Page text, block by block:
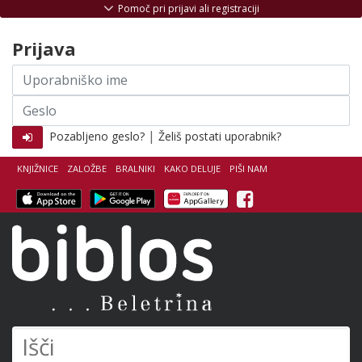
KNJIŽNICE ZALOŽBE BRALNIKI KAKO DELUJE PIŠI NAM
Facebook
Pomoč pri prijavi ali registraciji
Prijava
Uporabniško
ime
Geslo
Pozabljeno geslo? | Želiš postati uporabnik?